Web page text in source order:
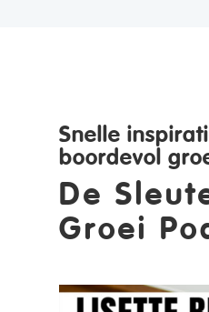
Snelle
boordevol
De
Groei